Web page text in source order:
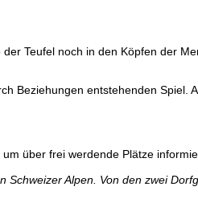
Teufel noch in den Köpfen der
Beziehungen entstehenden Spiel.
über frei werdende Plätze
Alpen. Von den zwei